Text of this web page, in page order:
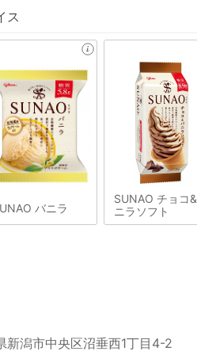
ス
バニラ
SUNAO チョコ
ニラソフト
新潟市中央区沼垂西1丁目4-2